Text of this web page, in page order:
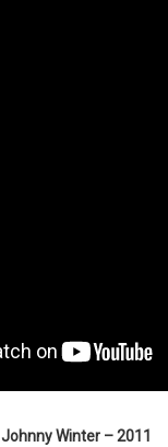
Johnny Winter – 2011